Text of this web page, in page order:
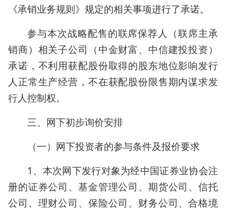
《承销业务规则》规定的相关事项进行了承诺。
参与本次战略配售的联席保荐人（联席主承
销商）相关子公司（中金财富、中信建投投资）
承诺，不利用获配股份取得的股东地位影响发行
人正常生产经营，不在获配股份限售期内谋求发
行人控制权。
三、网下初步询价安排
（一）网下投资者的参与条件及报价要求
1、本次网下发行对象为经中国证券业协会注
册的证券公司、基金管理公司、期货公司、信托
公司、理财公司、保险公司、财务公司、合格境